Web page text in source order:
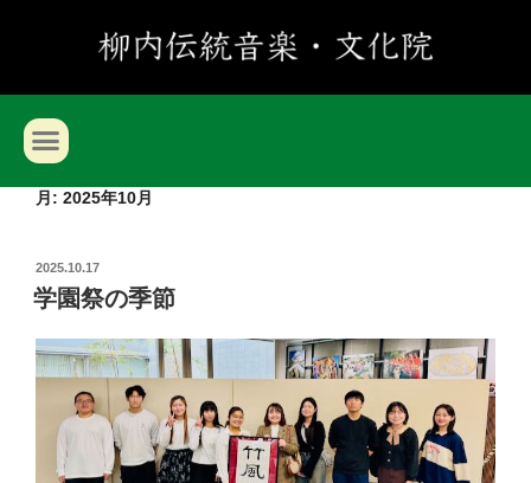
月: 2025年10月
2025.10.17
学園祭の季節